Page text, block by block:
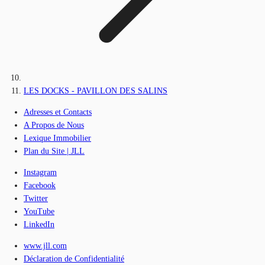
LES DOCKS - PAVILLON DES SALINS
Adresses et Contacts
A Propos de Nous
Lexique Immobilier
Plan du Site | JLL
Instagram
Facebook
Twitter
YouTube
LinkedIn
www.jll.com
Déclaration de Confidentialité